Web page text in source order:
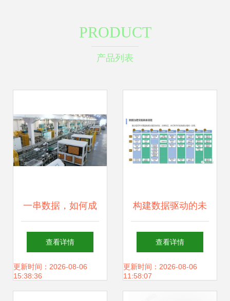
PRODUCT
产品列表
一串数据，如何成
为解锁智慧工厂
的“金钥匙”？
查看详情
更新时间：2026-08-06
15:38:36
构建数据驱动的未
来 基于数据中台的
数据治理与存储支
查看详情
更新时间：2026-08-06
11:58:07